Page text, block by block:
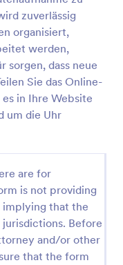
zuverlässig
organisiert,
werden,
sorgen, dass neue
Sie das Online-
in Ihre Website
um die Uhr
are for
is not providing
implying that the
Before
and/or other
that the form
Server als
Aktivitäten